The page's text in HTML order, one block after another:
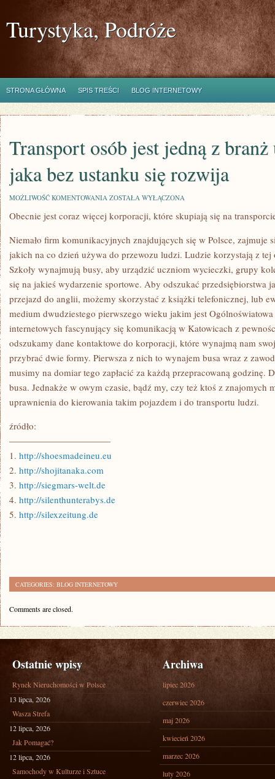
Turystyka, Podróże
STRONA GŁÓWNA SPIS TREŚCI BLOG INTERNETOWY
Transport osób jest jedną z branż
jaka bez ustanku się rozwija
MOŻLIWOŚĆ KOMENTOWANIA TRANSPORT
JEST
BRANŻ
USŁUGOWYCH,
JAKA
BEZ
USTANKU
SIĘ
ROZWIJA
ZOSTAŁA WYŁĄCZONA
Obecnie jest coraz więcej korporacji, które skupiają się na
Niemało firm komunikacyjnych znajdujących się w Polsce, zajmuje
jakich na co dzień używa do przewozu ludzi. Ludzie korzystają z
Szkoły wynajmują busy, aby urządzić uczniom wycieczki, grupy
się na jakieś wydarzenie sportowe. Aby odszukać przedsiębiorstwa
przejazd do anglii, możemy skorzystać z książki telefonicznej, lub
medium dwudziestego pierwszego wieku jakim jest
internetowych fascynujący się komunikacją w Katowicach z
odszukamy dane kontaktowe do korporacji, które wynajmą nam
przybrać dwie formy. Pierwsza z nich to wynajem busa wraz z
musimy na domiar tego zapłacić za każdą przepracowaną godzinę.
busa. Jednakże w owym czasie, bądź my, czy też ktoś z znajomych
uprawnienia do kierowania takim pojazdem i do transportu ludzi.
źródło:
———————————
1. http://shoesmadeineu.eu
2. http://shojitanaka.com
3. http://siegmars-welt.de
4. http://silenthunterabys.de
5. http://silexzeitung.de
CATEGORIES: BLOG INTERNETOWY
Comments are closed.
Ostatnie wpisy
Rynek Nieruchomości w Polsce
13 lipca, 2026
Wasza Strefa
12 lipca, 2026
Jak Pomagać?
12 lipca, 2026
Samochody w Kulturze i Sztuce
Archiwa
lipiec 2026
czerwiec 2026
maj 2026
kwiecień 2026
marzec 2026
luty 2026